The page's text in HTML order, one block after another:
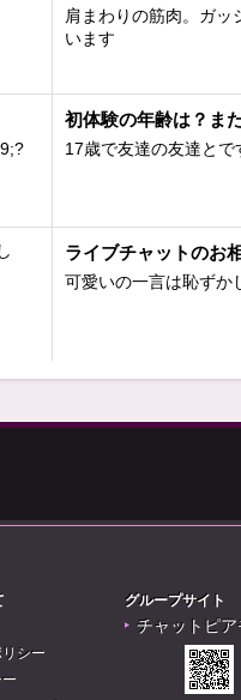
肩まわりの筋肉。ガ
います
初体験の年齢は？ま
17歳で友達の友達とで
ライブチャットのお
可愛いの一言は恥ずか
シー
グループサイト
チャットピ